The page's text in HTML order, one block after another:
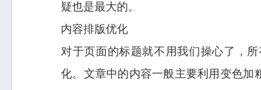
疑也是最大的。
内容排版优化
对于页面的标题就不用我们操心了，
化。文章中的内容一般主要利用变色加